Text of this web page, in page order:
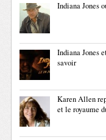
Indiana Jones
Indiana Jones
savoir
Karen Allen
et le royaume